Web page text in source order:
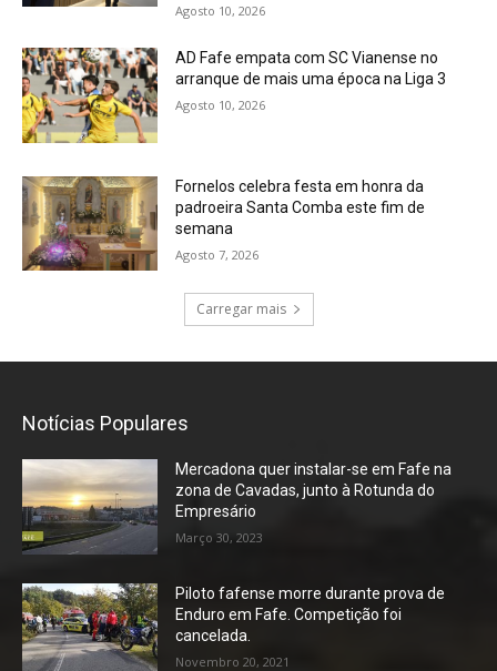
Agosto 10, 2026
AD Fafe empata com SC Vianense no
arranque de mais uma época na Liga 3
Agosto 10, 2026
Fornelos celebra festa em honra da
padroeira Santa Comba este fim de
semana
Agosto 7, 2026
Carregar mais
Notícias Populares
Mercadona quer instalar-se em Fafe na
zona de Cavadas, junto à Rotunda do
Empresário
Março 30, 2023
Piloto fafense morre durante prova de
Enduro em Fafe. Competição foi
cancelada.
Novembro 20, 2021